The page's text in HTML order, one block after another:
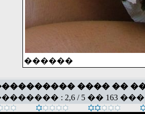
������
���� ��
: 2,6 / 5 �� 163